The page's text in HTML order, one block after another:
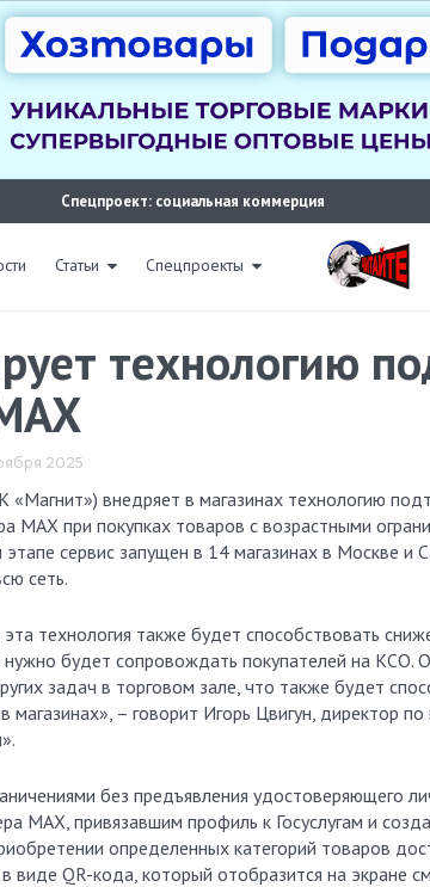
Спецпроект: социальная коммерция
Статьи Спецпроекты
технологию
2025
при покупках товаров с возрастными
сервис запущен в 14 магазинах в Москве и
сеть.
технология также будет способствовать
будет сопровождать покупателей на КСО.
задач в торговом зале, что также будет
магазинах», – говорит Игорь Цвигун, директор
без предъявления удостоверяющего
MAX, привязавшим профиль к Госуслугам и
определенных категорий товаров
виде QR-кода, который отобразится на экране